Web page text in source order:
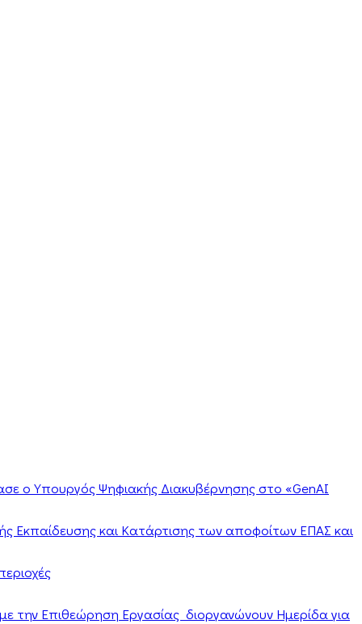
ο Υπουργός Ψηφιακής Διακυβέρνησης στο «GenAI
Εκπαίδευσης και Κατάρτισης των αποφοίτων ΕΠΑΣ και
την Επιθεώρηση Εργασίας διοργανώνουν Ημερίδα για